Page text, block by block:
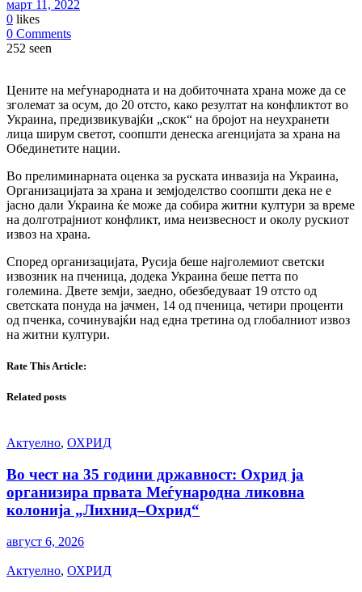
март 11, 2022
0 likes
0 Comments
252 seen
Цените на меѓународната и на добиточната храна може да се
зголемат за осум, до 20 отсто, како резултат на конфликтот во
Украина, предизвикувајќи „скок“ на бројот на неухранети
лица ширум светот, соопшти денеска агенцијата за храна на
Обединетите нации.
Во прелиминарната оценка за руската инвазија на Украина,
Организацијата за храна и земјоделство соопшти дека не е
јасно дали Украина ќе може да собира житни култури за време
на долготрајниот конфликт, има неизвесност и околу рускиот
извоз на храна.
Според организацијата, Русија беше најголемиот светски
извозник на пченица, додека Украина беше петта по
големина. Двете земји, заедно, обезбедуваат 19 отсто од
светската понуда на јачмен, 14 од пченица, четири проценти
од пченка, сочинувајќи над една третина од глобалниот извоз
на житни култури.
Rate This Article:
Related posts
Актуелно, ОХРИД
Во чест на 35 години државност: Охрид ја
организира првата Меѓународна ликовна
колонија „Лихнид–Охрид“
август 6, 2026
Актуелно, ОХРИД